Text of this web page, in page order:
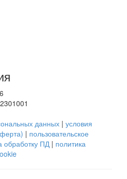
данных | условия
| пользовательское
обработку ПД| политика